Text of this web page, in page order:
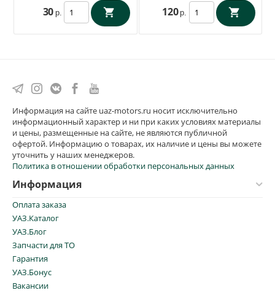
30 р. 120 р.
Информация на сайте uaz-motors.ru носит исключительно
информационный характер и ни при каких условиях материалы
и цены, размещенные на сайте, не являются публичной
офертой. Информацию о товарах, их наличие и цены вы можете
уточнить у наших менеджеров.
Политика в отношении обработки персональных данных
Информация
Оплата заказа
УАЗ.Каталог
УАЗ.Блог
Запчасти для ТО
Гарантия
УАЗ.Бонус
Вакансии